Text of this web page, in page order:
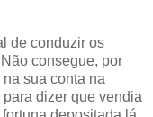
de conduzir os
consegue, por
sua conta na
dizer que vendia